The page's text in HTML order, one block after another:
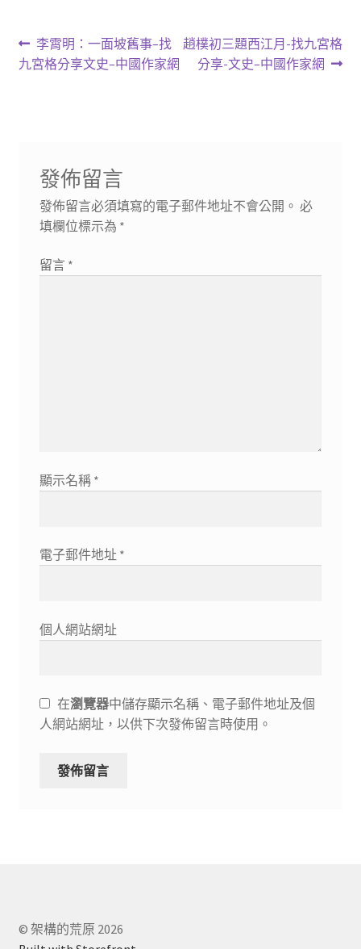
文
章
上
一
李霄明：一面坡舊事–找
九宮格分享文史–中國作家網
下
趙樸初三題西江月-找九宮格
分享-文史–中國作家網
發佈留言
發佈留言必須填寫的電子郵件地址不會公開。 必
填欄位標示為 *
留言 *
顯示名稱 *
電子郵件地址 *
個人網站網址
在瀏覽器中儲存顯示名稱、電子郵件地址及個
人網站網址，以供下次發佈留言時使用。
© 架構的荒原 2026